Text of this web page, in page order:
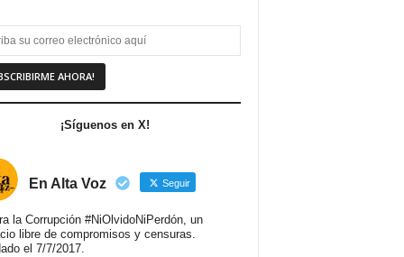
¡Síguenos en X!
En Alta Voz Seguir
la Corrupción #NiOlvidoNiPerdón, un
libre de compromisos y censuras.
el 7/7/2017.